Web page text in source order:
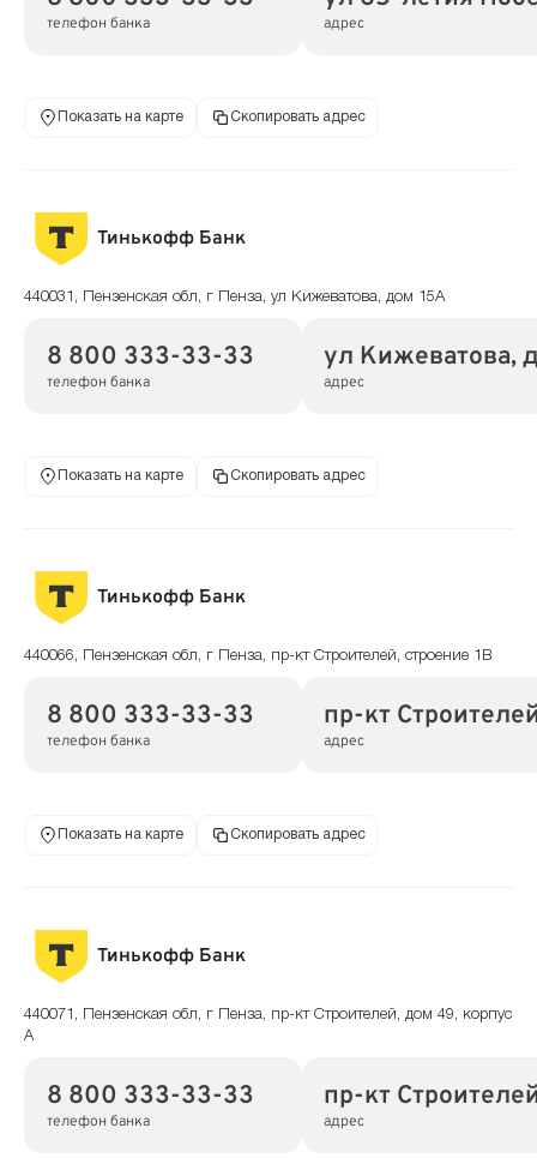
телефон банка адрес
Показать на карте Скопировать адрес
Тинькофф Банк
440031, Пензенская обл, г Пенза, ул Кижеватова, дом 15А
8 800 333-33-33
телефон банка
ул Кижеватова,
адрес
Показать на карте Скопировать адрес
Тинькофф Банк
440066, Пензенская обл, г Пенза, пр-кт Строителей, строение 1В
8 800 333-33-33
телефон банка
пр-кт
адрес
Показать на карте Скопировать адрес
Тинькофф Банк
440071, Пензенская обл, г Пенза, пр-кт Строителей, дом 49, корпус
А
8 800 333-33-33
телефон банка
пр-кт
адрес